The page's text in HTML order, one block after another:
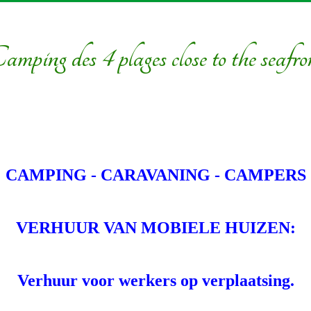
des 4 plages close to the
CAMPING - CARAVANING - CAMPERS
VERHUUR VAN MOBIELE HUIZEN:
Verhuur voor werkers op verplaatsing.